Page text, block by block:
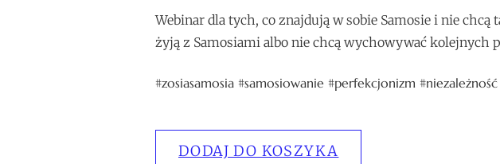
Webinar dla tych, co znajdują w sobie Samosie i nie
żyją z Samosiami albo nie chcą wychowywać kolejnych
#zosiasamosia #samosiowanie #perfekcjonizm #niezależność
DODAJ DO KOSZYKA